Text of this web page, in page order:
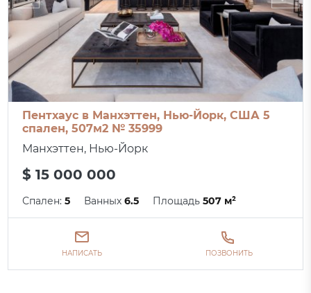
Пентхаус в Манхэттен, Нью-Йорк, США 5
спален, 507м2 № 35999
Манхэттен, Нью-Йорк
$ 15 000 000
Спален:5 Ванных6.5 Площадь507 м²
НАПИСАТЬ ПОЗВОНИТЬ